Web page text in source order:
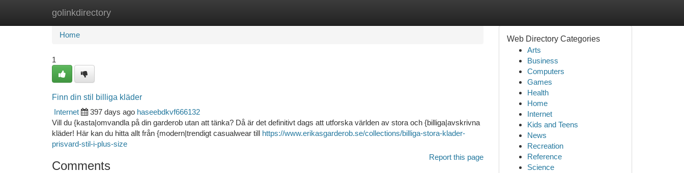
golinkdirectory
Home New Site Listings
Home
1
Finn din stil billiga kläder
Internet
397 days ago haseebdkvf666132
Vill du {kasta|omvandla på din garderob utan att tänka? Då är det definitivt dags att utforska världen av stora och {billiga|avskrivna
kläder! Här kan du hitta allt från {modern|trendigt casualwear till https://www.erikasgarderob.se/collections/billiga-stora-klader-
prisvard-stil-i-plus-size
Report this page
Comments
Web Directory Categories
Arts
Business
Computers
Games
Health
Home
Internet
Kids and Teens
News
Recreation
Reference
Science